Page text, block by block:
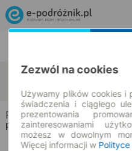
Rzeszów Frysztak
10.08.2026 | -- : --
Rzeszów → Frysztak
Rozkład jazdy i bilety
Zezwól na cookies
Używamy plików cookies i
świadczenia i ciągłego
prezentowania
zainteresowaniami
możesz w dowolnym
Więcej informacji w